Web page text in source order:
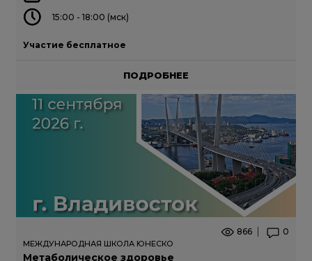
15:00 - 18:00 (мск)
Участие бесплатное
ПОДРОБНЕЕ
866 0
МЕЖДУНАРОДНАЯ ШКОЛА ЮНЕСКО
Метаболическое здоровье